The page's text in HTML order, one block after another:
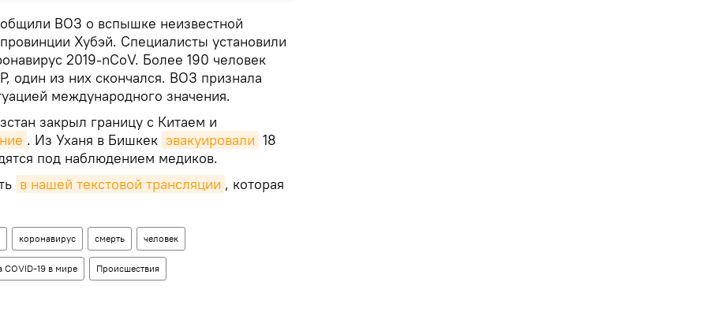
ВОЗ о вспышке неизвестной
Хубэй. Специалисты установили
2019-nCoV. Более 190 человек
один из них скончался. ВОЗ признала
международного значения.
закрыл границу с Китаем и
. Из Уханя в Бишкек эвакуировали 18
под наблюдением медиков.
в нашей текстовой трансляции , которая
коронавирус смерть человек
COVID-19 в мире Происшествия